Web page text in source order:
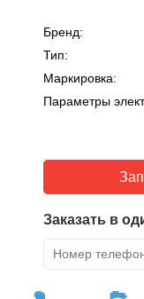
Бренд:
Тип:
Маркировка:
Параметры
Заказать в